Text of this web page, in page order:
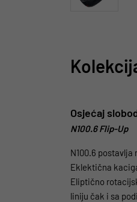
Osjećaj
N100.6 Flip-Up
N100.6
Eklektična
Eliptično
liniju čak i sa